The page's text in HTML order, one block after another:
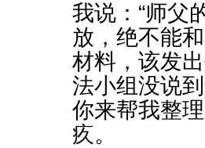
我说：“师父
放，绝不能
材料，该发
法小组没说
你来帮我整
疚。